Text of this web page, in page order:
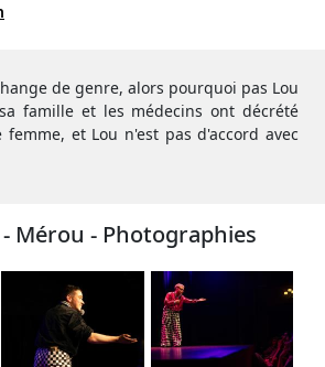
de genre, alors pourquoi pas Lou
famille et les médecins ont décrété
et Lou n'est pas d'accord avec
Mérou - Photographies